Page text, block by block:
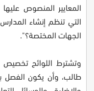
التي تنظم إنشاء
الجهات المختصة؟".
وتشترط اللوائح